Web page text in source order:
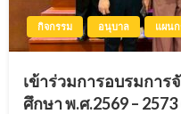
กิจกรรม อนุบาล แผน
เข้าร่วมการอบรมกา
ศึกษา พ.ศ.2569 –